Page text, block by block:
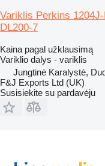
Variklis Perkins
DL200-7
Kaina pagal užklausimą
Variklio dalys - variklis
Jungtinė Karalystė,
F&J Exports Ltd (UK)
Susisiekite su pardavėju